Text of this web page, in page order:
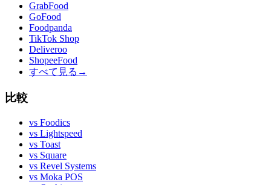
GrabFood
GoFood
Foodpanda
TikTok Shop
Deliveroo
ShopeeFood
すべて見る →
比較
vs Foodics
vs Lightspeed
vs Toast
vs Square
vs Revel Systems
vs Moka POS